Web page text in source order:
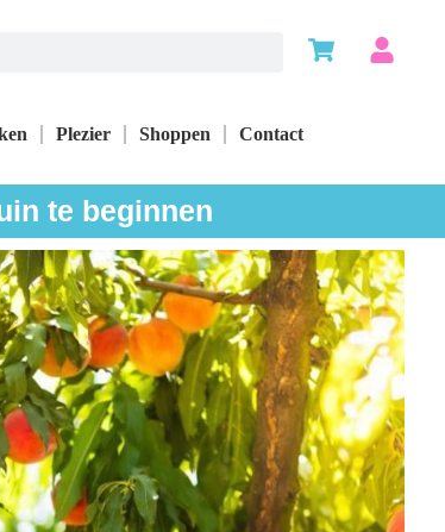
Plezier Shoppen Contact
te beginnen